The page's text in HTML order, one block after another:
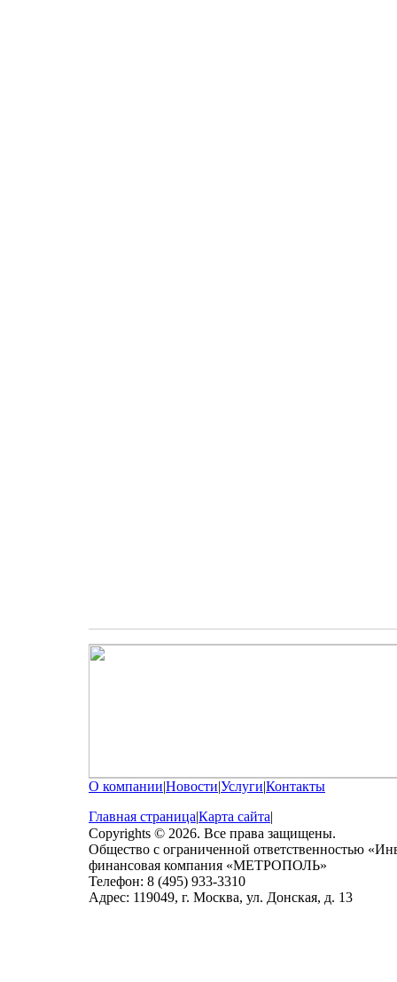
О компании|Новости|Услуги|Контакты
Главная страница|Карта сайта|
Copyrights © 2026. Все права защищены.
Общество с ограниченной ответственностью
финансовая компания «МЕТРОПОЛЬ»
Телефон: 8 (495) 933-3310
Адрес: 119049, г. Москва, ул. Донская, д. 13